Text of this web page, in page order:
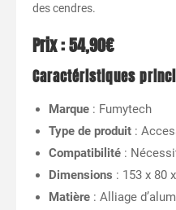
des cendres.
Prix : 54,90€
Caractéristiques
Marque : Fumytech
Type de produit :
Compatibilité :
Dimensions : 153 x 80
Matière : Alliage